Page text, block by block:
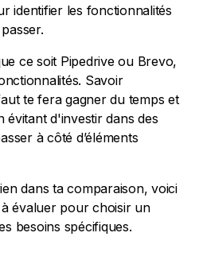
identifier les fonctionnalités
ce soit Pipedrive ou Brevo,
Savoir
te fera gagner du temps et
évitant d'investir dans des
à côté d’éléments
dans ta comparaison, voici
évaluer pour choisir un
besoins spécifiques.